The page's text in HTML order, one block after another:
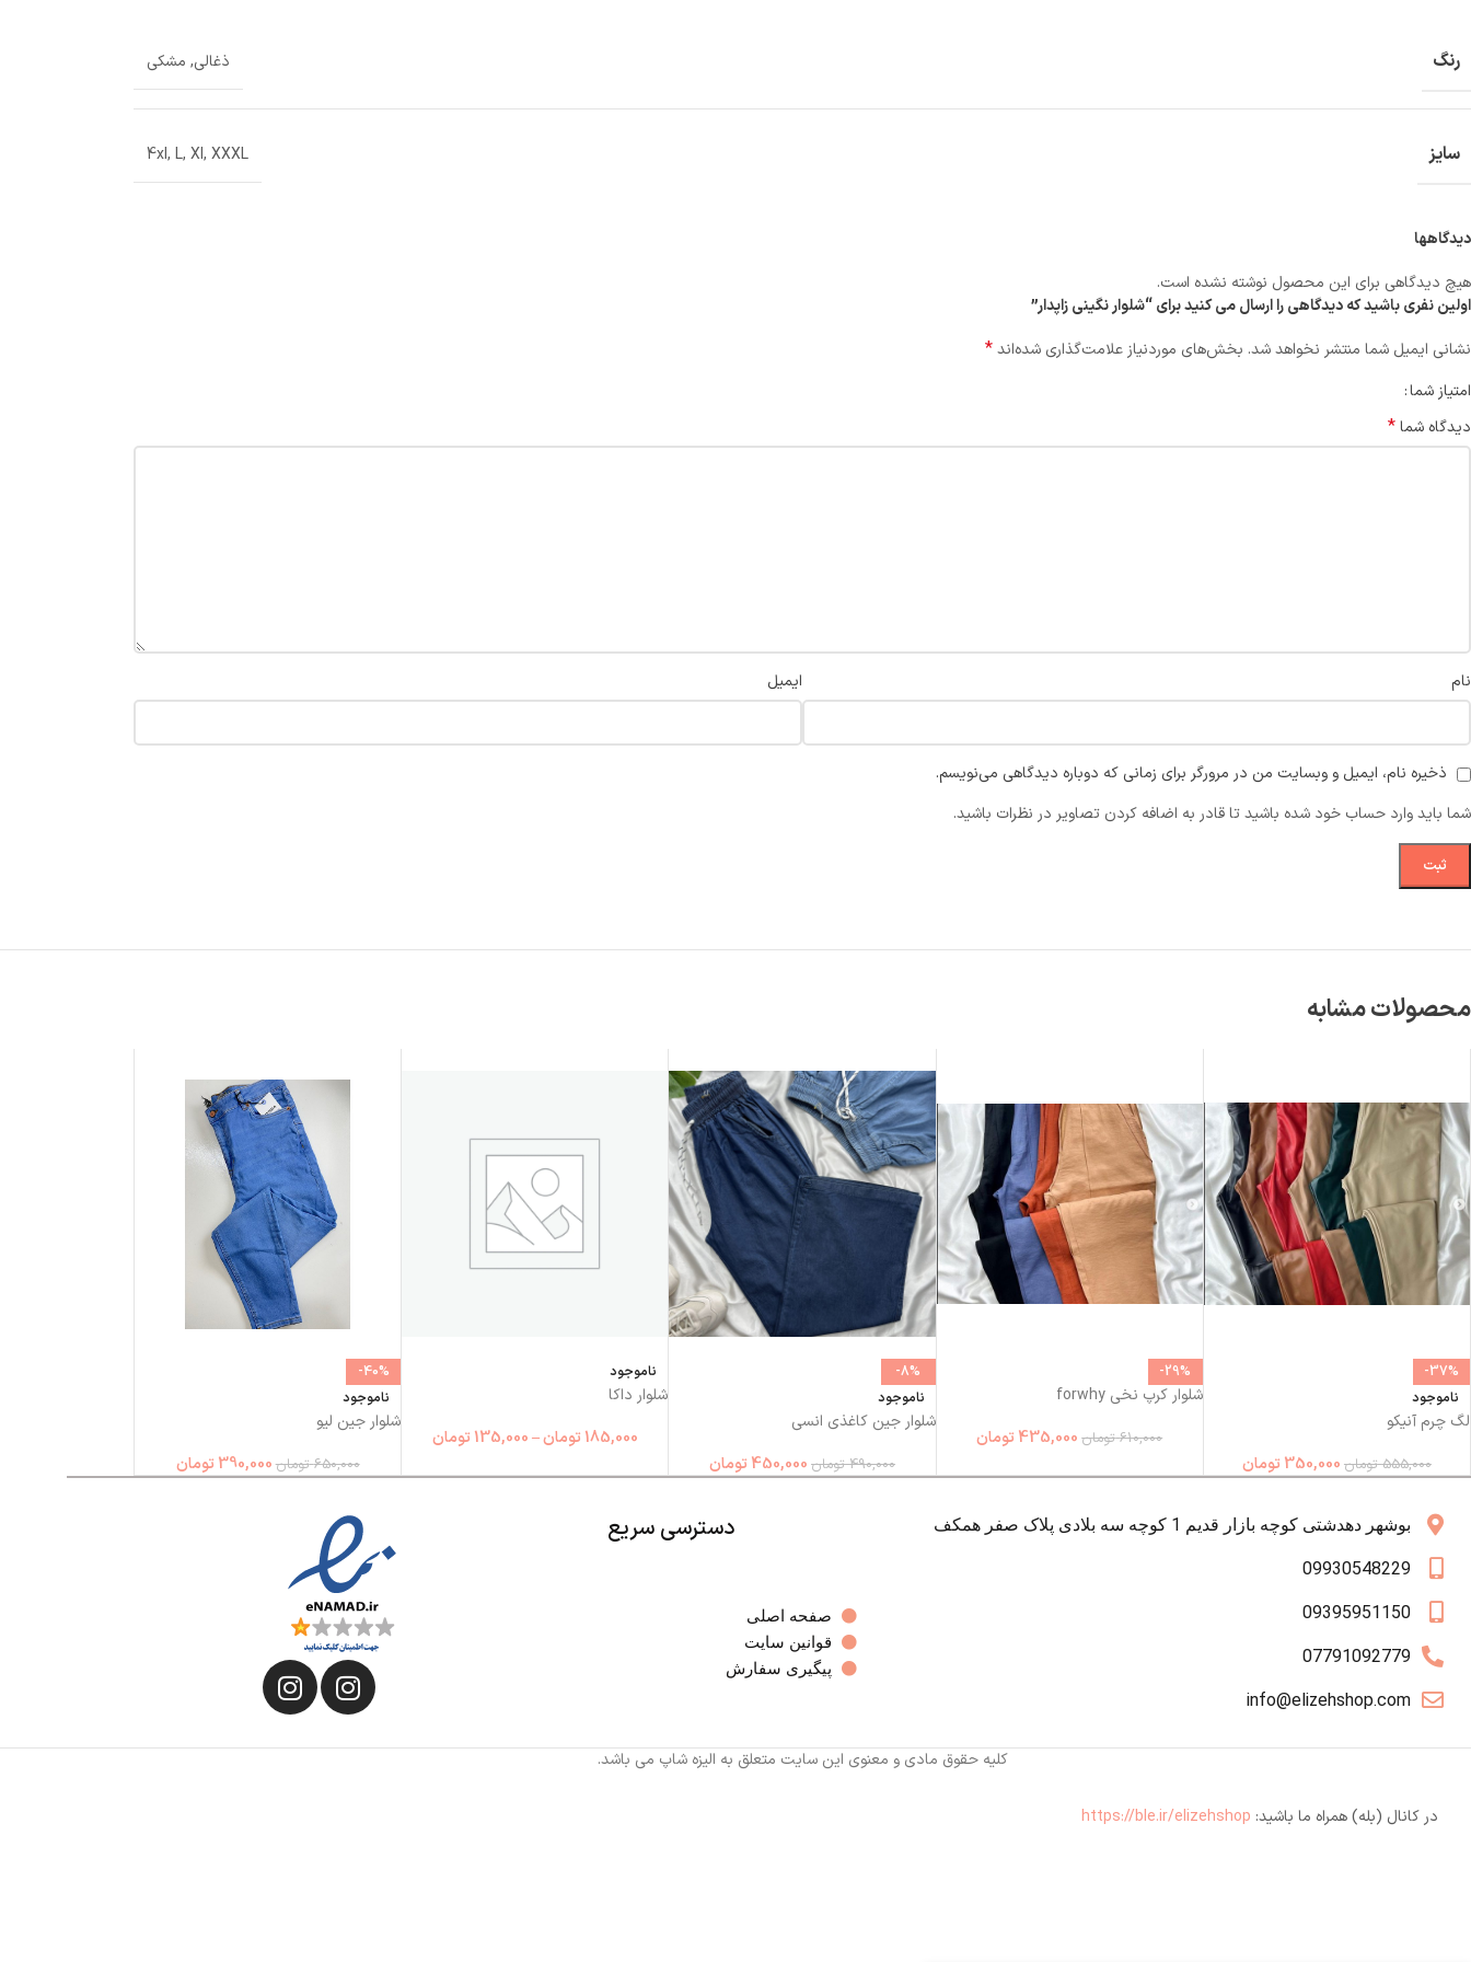
رنگ ذغالی, مشکی
سایز 4xl, L, Xl, XXXL
دیدگاهها
هیچ دیدگاهی برای این محصول نوشته نشده است.
اولین نفری باشید که دیدگاهی را ارسال می کنید برای “شلوار نگینی زاپدار”
نشانی ایمیل شما منتشر نخواهد شد. بخش‌های موردنیاز علامت‌گذاری شده‌اند*
امتیاز شما
دیدگاه شما*
نام ایمیل
ذخیره نام، ایمیل و وبسایت من در مرورگر برای زمانی که دوباره دیدگاهی می‌نویسم.
شما باید وارد حساب خود شده باشید تا قادر به اضافه کردن تصاویر در نظرات باشید.
محصولات مشابه
-37%
ناموجود
لگ چرم آنیکو
555,000 تومان 350,000 تومان
-29%
شلوار کرپ نخی forwhy
610,000 تومان 435,000 تومان
-8%
ناموجود
شلوار جین کاغذی انسی
490,000 تومان 450,000 تومان
ناموجود
شلوار داکا
185,000 تومان–
135,000 تومان
-40%
ناموجود
شلوار جین لیو
650,000 تومان 390,000 تومان
بوشهر دهدشتی کوچه بازار قدیم 1 کوچه سه بلادی پلاک صفر همکف
09930548229
09395951150
07791092779
info@elizehshop.com
دسترسی سریع
صفحه اصلی
قوانین سایت
پیگیری سفارش
کلیه حقوق مادی و معنوی این سایت متعلق به الیزه شاپ می باشد.
در کانال (بله) همراه ما باشید: https://ble.ir/elizehshop